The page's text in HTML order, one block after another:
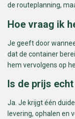
de routeplanning,
Hoe vraag ik
Je geeft door
dat de container
hem vervolgens op
Is de prijs
Ja. Je krijgt één
levering, ophalen en